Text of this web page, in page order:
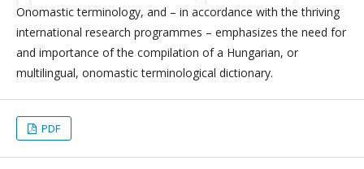
Onomastic terminology, and – in accordance with the thriving
international research programmes – emphasizes the need for
and importance of the compilation of a Hungarian, or
multilingual, onomastic terminological dictionary.
PDF